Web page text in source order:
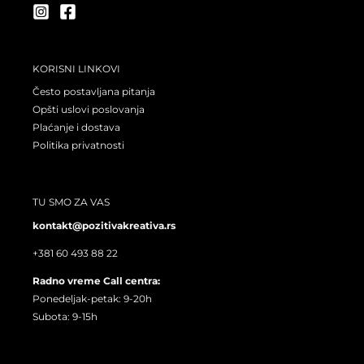
KORISNI LINKOVI
Često postavljana pitanja
Opšti uslovi poslovanja
Plaćanje i dostava
Politika privatnosti
TU SMO ZA VAS
kontakt@pozitivakreativa.rs
+381 60 493 88 22
Radno vreme Call centra:
Ponedeljak-petak: 9-20h
Subota: 9-15h